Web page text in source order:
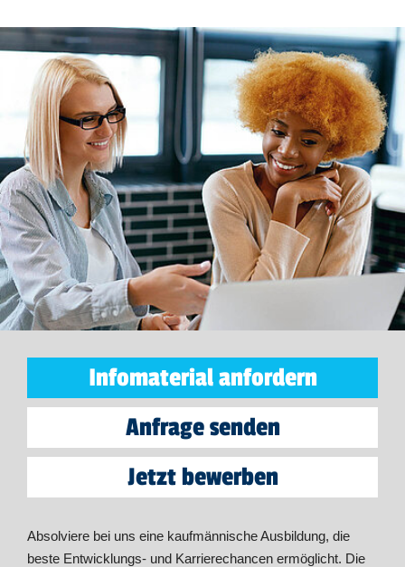
Infomaterial anfordern
Anfrage senden
Jetzt bewerben
Absolviere bei uns eine kaufmännische Ausbildung, die
beste Entwicklungs- und Karrierechancen ermöglicht. Die